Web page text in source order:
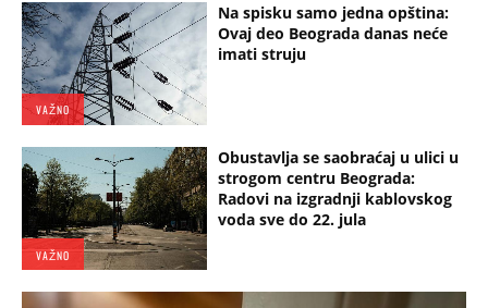
VAŽNO
Na spisku samo jedna opština:
Ovaj deo Beograda danas neće
imati struju
VAŽNO
Obustavlja se saobraćaj u ulici u
strogom centru Beograda:
Radovi na izgradnji kablovskog
voda sve do 22. jula